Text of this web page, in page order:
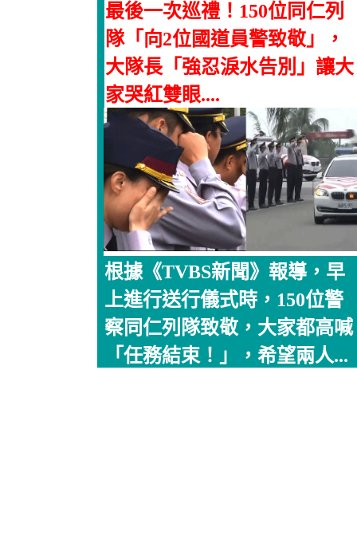
最後一次巡禮！150位同仁列
隊「向2位國道員警致敬」，
大隊長「強忍淚水告別」讓大
家哭紅雙眼....
根據《TVBS新聞》報導，早
上進行送行儀式時，150位警
察同仁列隊致敬，大家都高喊
「任務結束！」，希望兩人...